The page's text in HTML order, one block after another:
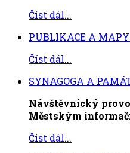
Číst dál...
PUBLIKACE A
Číst dál...
SYNAGOGA A
Návštěvnický
Městským
Číst dál...